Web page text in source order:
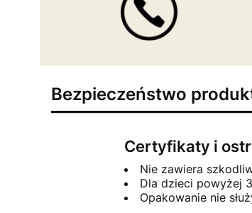
Bezpieczeństwo
Certyfikaty i
Nie zawiera
Dla dzieci powyżej
Opakowanie nie